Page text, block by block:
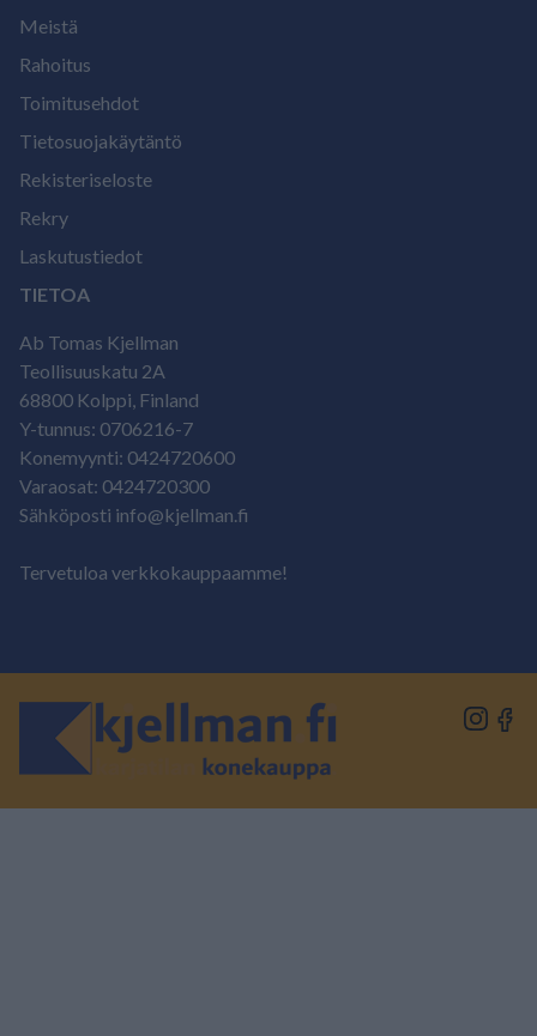
Meistä
Rahoitus
Toimitusehdot
Tietosuojakäytäntö
Rekisteriseloste
Rekry
Laskutustiedot
TIETOA
Ab Tomas Kjellman
Teollisuuskatu 2A
68800 Kolppi, Finland
Y-tunnus: 0706216-7
Konemyynti: 0424720600
Varaosat: 0424720300
Sähköposti info@kjellman.fi
Tervetuloa verkkokauppaamme!